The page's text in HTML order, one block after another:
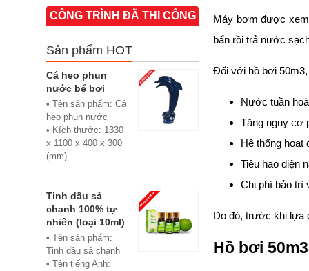
Máy bơm được xem
bẩn rồi trả nước
Đối với hồ bơi
Nước tuần
Tăng nguy cơ
Hệ thống hoạt
Tiêu hao điện
Chi phí bảo trì
Do đó, trước khi lựa
Hồ bơi
CÔNG TRÌNH ĐÃ THI CÔNG
Sản phẩm HOT
Cá heo phun
nước bể bơi
• Tên sản phẩm: Cá
heo phun nước
• Kích thước: 1330
x 1100 x 400 x 300
(mm)
Composite
• Phân phối:
Hoabico
Tinh dầu sả
chanh 100% tự
nhiên (loại 10ml)
• Tên sản phẩm:
Tinh dầu sả chanh
• Tên tiếng Anh: